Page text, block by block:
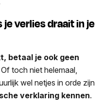
je verlies draait in je
betaal je ook geen
toch niet helemaal,
wel netjes in orde zijn
verklaring kennen.